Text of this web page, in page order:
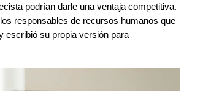
podrían darle una ventaja competitiva.
responsables de recursos humanos que
escribió su propia versión para